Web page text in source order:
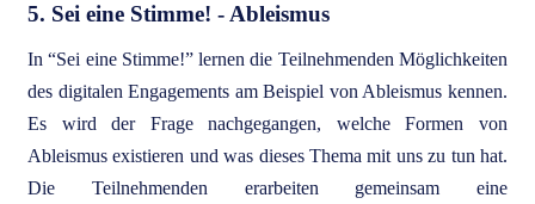
5. Sei eine Stimme! - Ableismus
In “Sei eine Stimme!” lernen die Teilnehmenden Möglichkeiten
des digitalen Engagements am Beispiel von Ableismus kennen.
Es wird der Frage nachgegangen, welche Formen von
Ableismus existieren und was dieses Thema mit uns zu tun hat.
Die Teilnehmenden erarbeiten gemeinsam eine